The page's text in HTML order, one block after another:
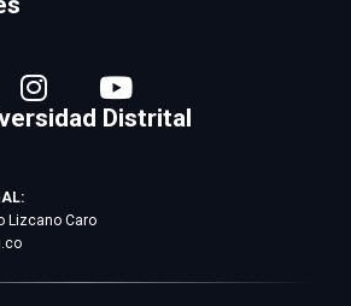
Distrital
Lizcano Caro